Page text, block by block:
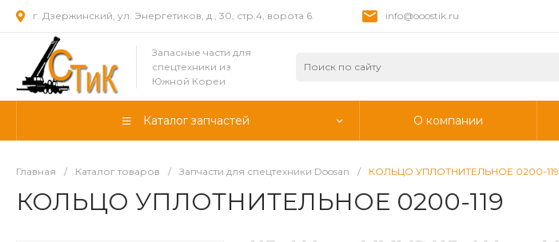
г. Дзержинский, ул. Энергетиков, д., 30, стр.4, ворота 6. info@ooostik.ru
Запасные части для
спецтехники из
Южной Кореи
Каталог запчастей О компании
Главная / Каталог товаров / Запчасти для спецтехники Doosan / КОЛЬЦО УПЛОТНИТЕЛЬНОЕ 0200-119
КОЛЬЦО УПЛОТНИТЕЛЬНОЕ 0200-119